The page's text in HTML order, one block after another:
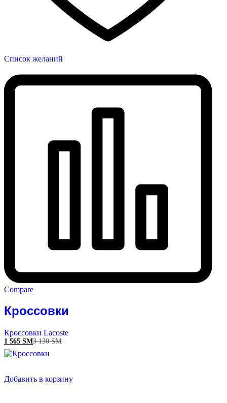
Список желаний
Compare
Кроссовки
Кроссовки Lacoste
1 565 ЅМ3 130ЅМ
Добавить в корзину